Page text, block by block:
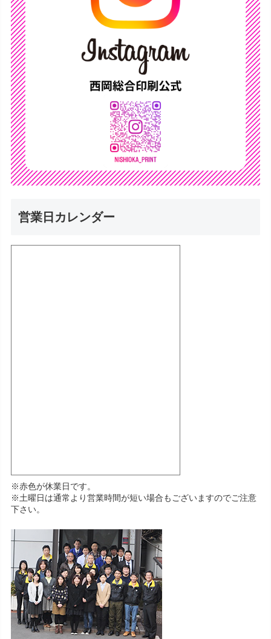
営業日カレンダー
※赤色が休業日です。
※土曜日は通常より営業時間が短い場合もございますのでご注意
下さい。